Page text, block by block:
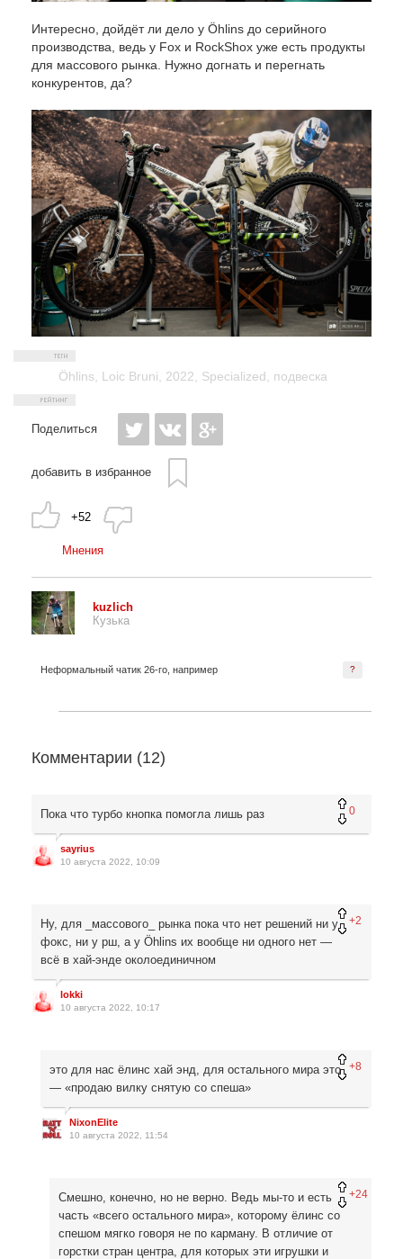
Интересно, дойдёт ли дело у Öhlins до серийного
производства, ведь у Fox и RockShox уже есть продукты
для массового рынка. Нужно догнать и перегнать
конкурентов, да?
Öhlins Loic Bruni 2022 Specialized подвеска
Поделиться
добавить в избранное
+52
Мнения
kuzlich
Кузька
?
Неформальный чатик 26-го, например
Комментарии (12)
0
Пока что турбо кнопка помогла лишь раз
sayrius
10 августа 2022, 10:09
+2
Ну, для _массового_ рынка пока что нет решений ни у
фокс, ни у рш, а у Öhlins их вообще ни одного нет —
всё в хай-энде околоединичном
lokki
10 августа 2022, 10:17
+8
это для нас ёлинс хай энд, для остального мира это
— «продаю вилку снятую со спеша»
NixonElite
10 августа 2022, 11:54
+24
Смешно, конечно, но не верно. Ведь мы-то и есть
часть «всего остального мира», которому ёлинс со
спешом мягко говоря не по карману. В отличие от
горстки стран центра, для которых эти игрушки и